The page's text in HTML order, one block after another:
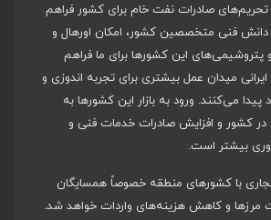
صادرات نفت خام برای کشور فراهم
دانش فنی متخصصین کشور، امکان اورهال و
پتروشیمی‌های این کشورها برای ما فراهم
میدان عمل بیشتری برای تجربه اندوزی و
می‌کنند. ورود به بازار این کشورها به
کشور و افزایش صادرات خدمات فنی و
بیشتر است.
با کشورهای منطقه خصوصاً همسایگان
مرزها و کاهش هزینه‌های واردات خواهد شد.